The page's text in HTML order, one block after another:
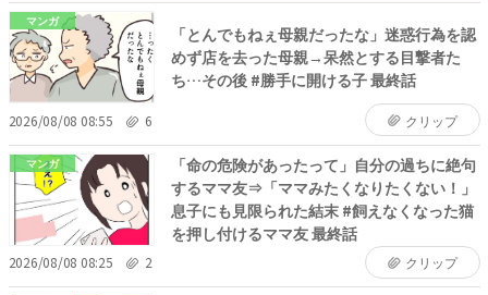
マンガ
「とんでもねぇ母親だったな」迷惑行為を認
めず店を去った母親→呆然とする目撃者た
ち…その後 #勝手に開ける子 最終話
2026/08/08 08:55 6 クリップ
マンガ
「命の危険があったって」自分の過ちに絶句
するママ友⇒「ママみたくなりたくない！」
息子にも見限られた結末 #飼えなくなった猫
を押し付けるママ友 最終話
2026/08/08 08:25 2 クリップ